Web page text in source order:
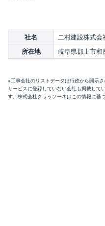
社名 二村建設株式会
所在地 岐阜県郡上市和
※工事会社のリストデータは行政から開示
サービスに登録していない会社も掲載して
す。株式会社クラッソーネはこの情報に基